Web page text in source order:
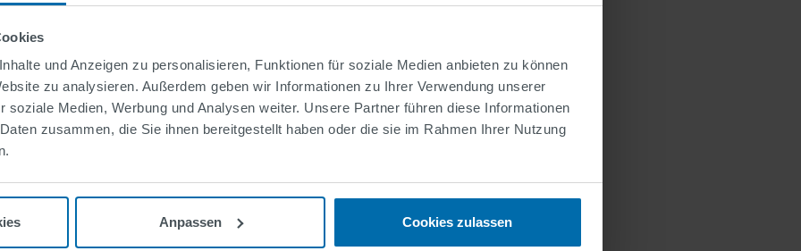
und Anzeigen zu personalisieren, Funktionen für soziale Medien anbieten zu können
zu analysieren. Außerdem geben wir Informationen zu Ihrer Verwendung unserer
soziale Medien, Werbung und Analysen weiter. Unsere Partner führen diese Informationen
zusammen, die Sie ihnen bereitgestellt haben oder die sie im Rahmen Ihrer Nutzung
Anpassen Cookies zulassen
Energieverbrauchs
Umstellung auf Ökostrom für alle SWARCO Unternehmen (Anbieter /
Eigenproduktion)
Förderung vonemissionsfreien Fahrzeugen im Fuhrpark